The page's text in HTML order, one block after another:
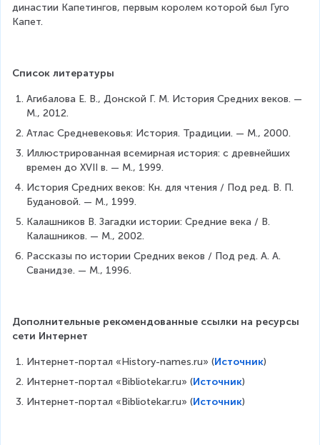
династии Капетингов, первым королем которой был Гуго
Капет.
Список литературы
Агибалова Е. В., Донской Г. М. История Средних веков. —
М., 2012.
Атлас Средневековья: История. Традиции. — М., 2000.
Иллюстрированная всемирная история: с древнейших
времен до XVII в. — М., 1999.
История Средних веков: Кн. для чтения / Под ред. В. П.
Будановой. — М., 1999.
Калашников В. Загадки истории: Средние века / В.
Калашников. — М., 2002.
Рассказы по истории Средних веков / Под ред. А. А.
Сванидзе. — М., 1996.
Дополнительные рекомендованные ссылки на ресурсы
сети Интернет
Интернет-портал «History-names.ru» (Источник)
Интернет-портал «Bibliotekar.ru» (Источник)
Интернет-портал «Bibliotekar.ru» (Источник)